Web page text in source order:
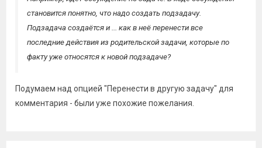
становится понятно, что надо создать подзадачу.
Подзадача создаётся и ... как в неё перенести все
последние действия из родительской задачи, которые по
факту уже относятся к новой подзадаче?
Подумаем над опцией "Перенести в другую задачу" для
комментария - были уже похожие пожелания.